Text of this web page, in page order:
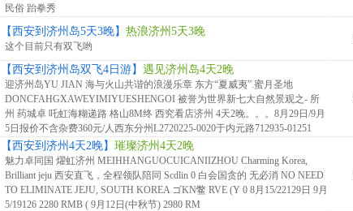
民俗 跆拳秀
【西安到济州岛5天3晚】 热浪济州5天3晚
这个目前只有双飞哟
【西安到济州岛双飞4日游】 遇见济州岛4天2晚
迎济州岛YU JIAN 海与火山共谐的浪漫乐章 东方“夏威夷”.蜜月圣地
DONCFAHGXAWEYIMIYUESHENGOI 被誉为世界新七大自然景观之- 所
州 药城卓 吒虹海糊递路 格山8M终 西究看店济州 4天2晚。。。8月29日/9月
5日报价不含杂费360元/人西东分州L2720225-0020于内元路712935-01251
【西安到济州4天2晚】 璀璨济州4天2晚
魅力卓同国 燿虹济州 MEIHHANGUOCUICANIIZHOU Charming Korea,
Brilliant jeju 西安直飞，全程领队陪同 Scdlin 0 白会国贪的 无必消 NO NEED
TO ELIMINATE JEJU, SOUTH KOREA ゴKN鳖 RVE (Y 0 8月15/22129日 9月
5/19126 2280 RMB ( 9月12日(中秋节) 2980 RM